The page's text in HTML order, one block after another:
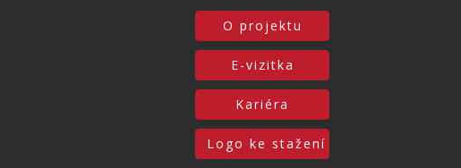
O projektu
E-vizitka
Kariéra
Logo ke stažení